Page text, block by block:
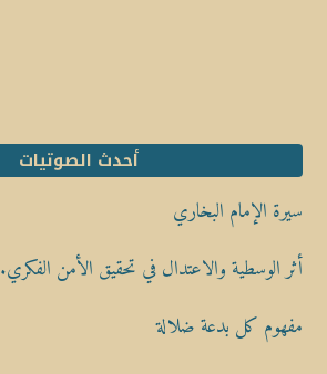
أحدث الصوتيات
سيرة الإمام البخاري
أثر الوسطية والاعتدال في تحقيق الأمن الفكري.
مفهوم كل بدعة ضلالة